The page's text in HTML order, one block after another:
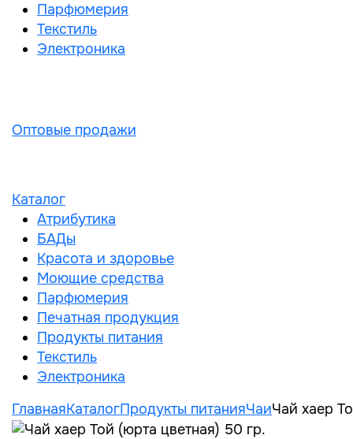
Парфюмерия
Текстиль
Электроника
Оптовые продажи
Каталог
Атрибутика
БАДы
Красота и здоровье
Моющие средства
Парфюмерия
Печатная продукция
Продукты питания
Текстиль
Электроника
ГлавнаяКаталогПродукты питанияЧаиЧай хаер